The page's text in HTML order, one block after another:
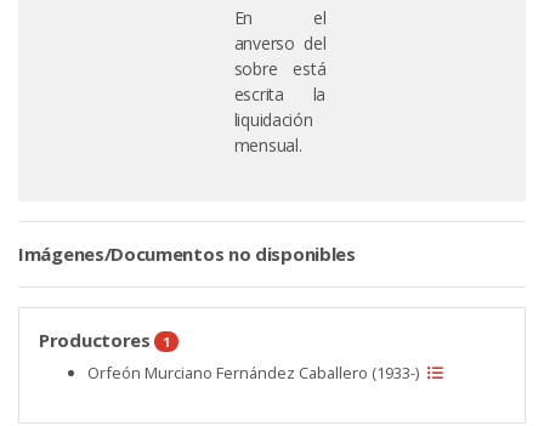
En el
anverso del
sobre está
escrita la
liquidación
mensual.
Imágenes/Documentos no disponibles
Productores 1
Orfeón Murciano Fernández Caballero (1933-)